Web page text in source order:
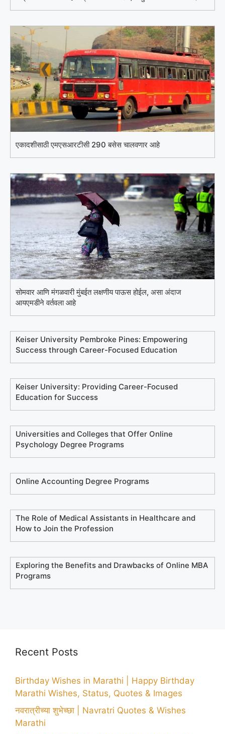
एकादशीसाठी एमएसआरटीसी 290 बसेस चालवणार आहे
सोमवार आणि मंगळवारी मुंबईत लक्षणीय पाऊस होईल, असा अंदाज
आयएमडीने वर्तवला आहे
Keiser University Pembroke Pines: Empowering
Success through Career-Focused Education
Keiser University: Providing Career-Focused
Education for Success
Universities and Colleges that Offer Online
Psychology Degree Programs
Online Accounting Degree Programs
The Role of Medical Assistants in Healthcare and
How to Join the Profession
Exploring the Benefits and Drawbacks of Online MBA
Programs
Recent Posts
Birthday Wishes in Marathi | Happy Birthday
Marathi Wishes, Status, Quotes & Images
नवरात्रीच्या शुभेच्छा | Navratri Quotes & Wishes
Marathi